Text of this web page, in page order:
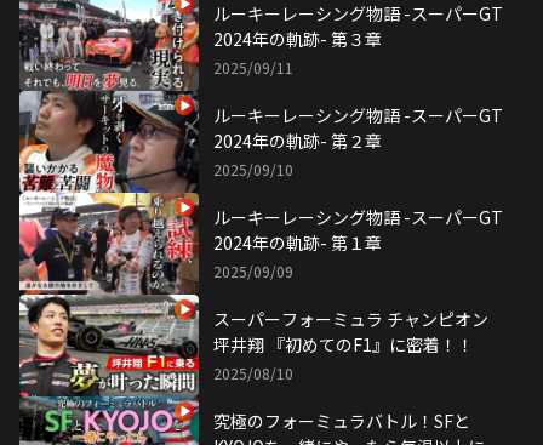
ルーキーレーシング物語 -スーパーGT
2024年の軌跡- 第３章
2025/09/11
ルーキーレーシング物語 -スーパーGT
2024年の軌跡- 第２章
2025/09/10
ルーキーレーシング物語 -スーパーGT
2024年の軌跡- 第１章
2025/09/09
スーパーフォーミュラ チャンピオン
坪井翔 『初めてのF1』に密着！！
2025/08/10
究極のフォーミュラバトル！SFと